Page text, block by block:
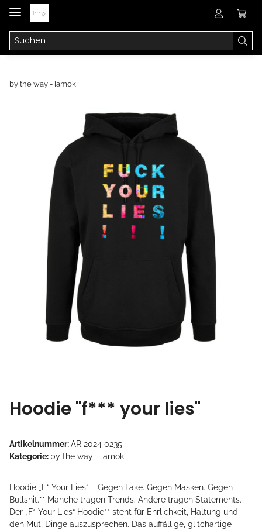
by the way - iamok
Hoodie "f*** your lies"
Artikelnummer:AR 2024 0235
Kategorie: by the way - iamok
Hoodie „F* Your Lies“ – Gegen Fake. Gegen Masken. Gegen
Bullshit.** Manche tragen Trends. Andere tragen Statements.
Der „F* Your Lies“ Hoodie** steht für Ehrlichkeit, Haltung und
den Mut, Dinge auszusprechen. Das auffällige, glitchartige